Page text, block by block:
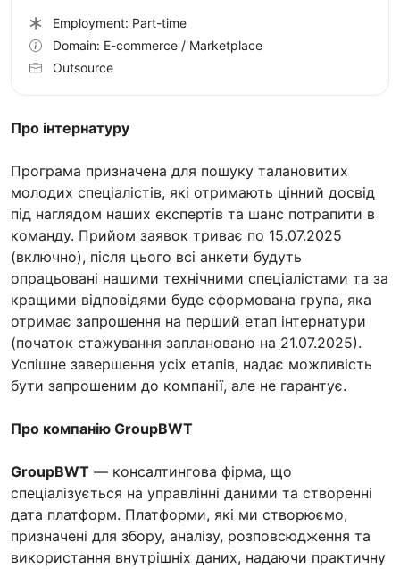
Про інтернатуру
Програма призначена для пошуку талановитих
молодих спеціалістів, які отримають цінний досвід
під наглядом наших експертів та шанс потрапити в
команду. Прийом заявок триває по 15.07.2025
(включно), після цього всі анкети будуть
опрацьовані нашими технічними спеціалістами та за
кращими відповідями буде сформована група, яка
отримає запрошення на перший етап інтернатури
(початок стажування заплановано на 21.07.2025).
Успішне завершення усіх етапів, надає можливість
бути запрошеним до компанії, але не гарантує.
Про компанію GroupBWT
GroupBWT — консалтингова фірма, що
спеціалізується на управлінні даними та створенні
дата платформ. Платформи, які ми створюємо,
призначені для збору, аналізу, розповсюдження та
використання внутрішніх даних, надаючи практичну
Employment: Part-time
Domain: E-commerce / Marketplace
Outsource